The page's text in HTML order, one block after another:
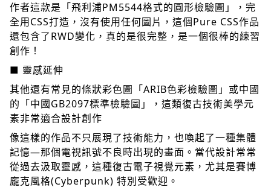
作者這款是「飛利浦PM5544格式的圓形檢驗圖」，完
全用CSS打造，沒有使用任何圖片，這個Pure CSS作品
還包含了RWD變化，真的是很完整，是一個很棒的練習
創作！
■ 靈感延伸
其他還有常見的條狀彩色圖「ARIB色彩檢驗圖」或中國
的「中國GB2097標準檢驗圖」，這類復古技術美學元
素非常適合設計創作
像這樣的作品不只展現了技術能力，也喚起了一種集體
記憶—那個電視訊號不良時出現的畫面。當代設計常常
從過去汲取靈感，這種復古電子視覺元素，尤其是賽博
龐克風格(Cyberpunk) 特別受歡迎。